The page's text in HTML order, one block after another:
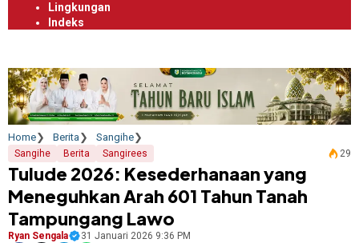
Lingkungan
Indeks
Home Berita Sangihe
Sangihe Berita Sangirees 29
Tulude 2026: Kesederhanaan yang
Meneguhkan Arah 601 Tahun Tanah
Tampungang Lawo
Ryan Sengala 31 Januari 2026 9:36 PM